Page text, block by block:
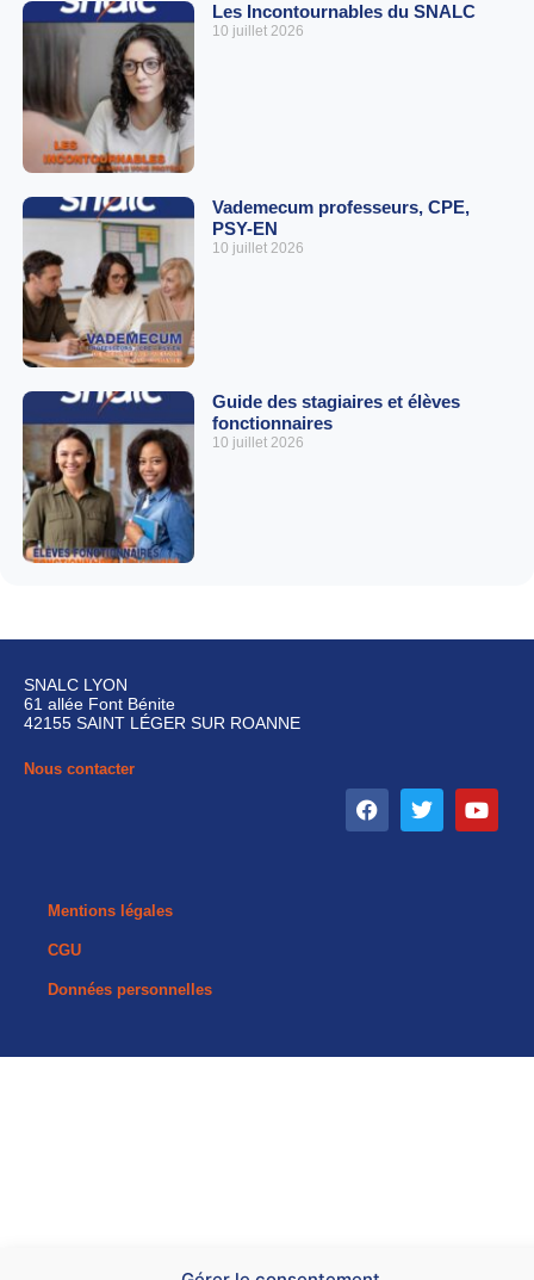
Les Incontournables du SNALC
10 juillet 2026
Vademecum professeurs, CPE,
PSY-EN
10 juillet 2026
Guide des stagiaires et élèves
fonctionnaires
10 juillet 2026
SNALC LYON
61 allée Font Bénite
42155 SAINT LÉGER SUR ROANNE
Nous contacter
Mentions légales
CGU
Données personnelles